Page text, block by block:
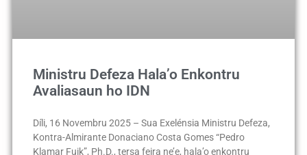
Ministru Defeza Hala’o Enkontru
Avaliasaun ho IDN
Díli, 16 Novembru 2025 – Sua Exelénsia Ministru Defeza,
Kontra-Almirante Donaciano Costa Gomes “Pedro
Klamar Fuik”, Ph.D., tersa feira ne’e, hala’o enkontru